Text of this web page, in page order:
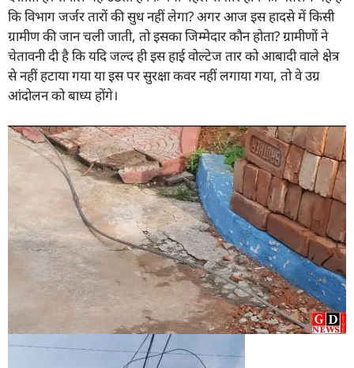
कि विभाग जर्जर तारों की सुध नहीं लेगा? अगर आज इस हादसे में किसी
ग्रामीण की जान चली जाती, तो इसका जिम्मेदार कौन होता? ग्रामीणों ने
चेतावनी दी है कि यदि जल्द ही इस हाई वोल्टेज तार को आबादी वाले क्षेत्र
से नहीं हटाया गया या इस पर सुरक्षा कवर नहीं लगाया गया, तो वे उग्र
आंदोलन को बाध्य होंगे।